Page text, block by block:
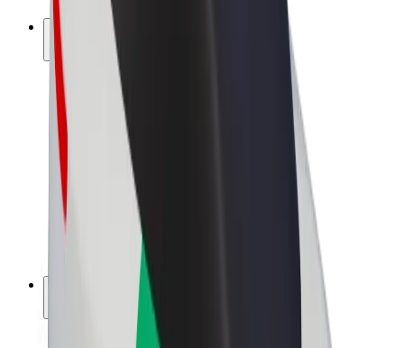
Câștigă cu Bolt
Câștiguri șofer partener
Câștiguri curier
Comercianți Bolt Food